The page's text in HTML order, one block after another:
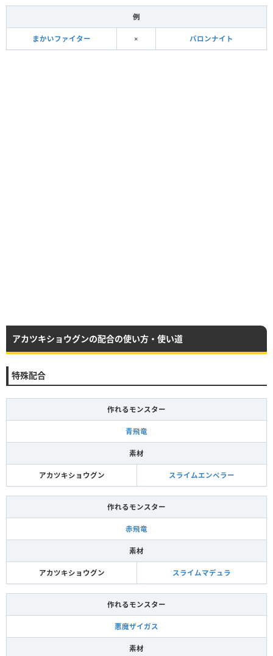
例
まかいファイター × バロンナイト
アカツキショウグンの配合の使い方・使い道
特殊配合
作れるモンスター
青飛竜
素材
アカツキショウグン スライムエンペラー
作れるモンスター
赤飛竜
素材
アカツキショウグン スライムマデュラ
作れるモンスター
悪魔ザイガス
素材